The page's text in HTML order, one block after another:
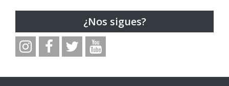
¿Nos sigues?